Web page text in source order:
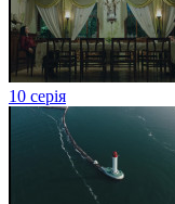
10 серія